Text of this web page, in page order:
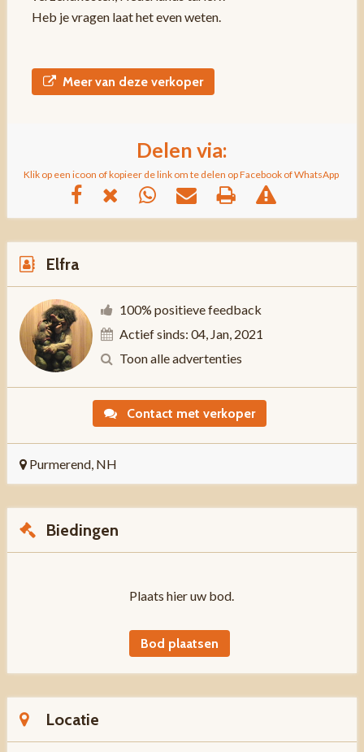
Heb je vragen laat het even weten.
Meer van deze verkoper
Delen via:
Klik op een icoon of kopieer de link om te delen op Facebook of WhatsApp
Elfra
100% positieve feedback
Actief sinds: 04, Jan, 2021
Toon alle advertenties
Contact met verkoper
Purmerend, NH
Biedingen
Plaats hier uw bod.
Bod plaatsen
Locatie